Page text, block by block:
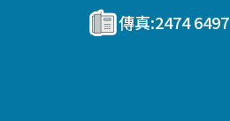
傳真:2474 6497